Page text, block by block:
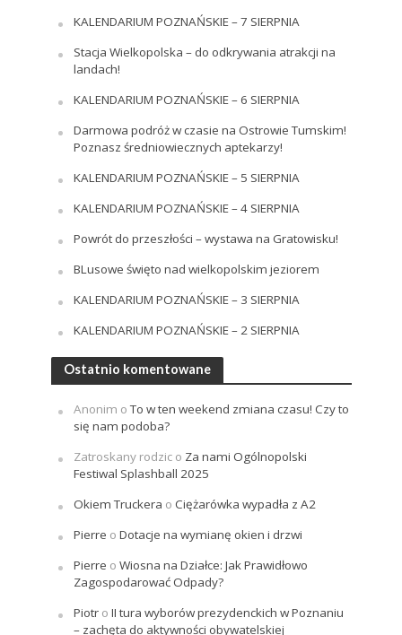
KALENDARIUM POZNAŃSKIE – 7 SIERPNIA
Stacja Wielkopolska – do odkrywania atrakcji na
landach!
KALENDARIUM POZNAŃSKIE – 6 SIERPNIA
Darmowa podróż w czasie na Ostrowie Tumskim!
Poznasz średniowiecznych aptekarzy!
KALENDARIUM POZNAŃSKIE – 5 SIERPNIA
KALENDARIUM POZNAŃSKIE – 4 SIERPNIA
Powrót do przeszłości – wystawa na Gratowisku!
BLusowe święto nad wielkopolskim jeziorem
KALENDARIUM POZNAŃSKIE – 3 SIERPNIA
KALENDARIUM POZNAŃSKIE – 2 SIERPNIA
Ostatnio komentowane
Anonim oTo w ten weekend zmiana czasu! Czy to
się nam podoba?
Zatroskany rodzico Za nami Ogólnopolski
Festiwal Splashball 2025
Okiem Truckera o Ciężarówka wypadła z A2
Pierre o Dotacje na wymianę okien i drzwi
Pierre o Wiosna na Działce: Jak Prawidłowo
Zagospodarować Odpady?
Piotro II tura wyborów prezydenckich w Poznaniu
– zachęta do aktywności obywatelskiej